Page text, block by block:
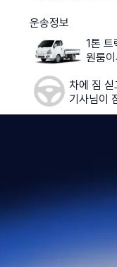
운송정보
1톤 트
원룸
차에 짐 싣
기사님이